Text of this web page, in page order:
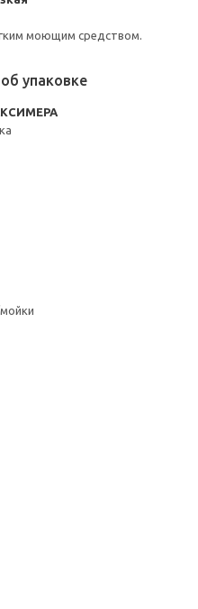
моющим средством.
упаковке